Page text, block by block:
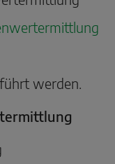
werden.